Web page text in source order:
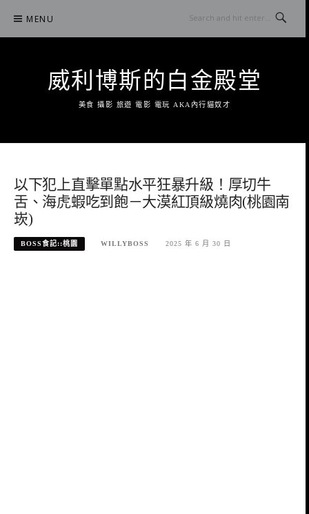
content
MENU
威利博斯的白金殿堂
美食 攝影 旅遊 電影 電玩 AKA內行貓奴才
以下犯上直擊單點水平狂暴升級！厚切牛
舌、海虎蝦吃到飽－大漠紅頂級燒肉(桃園南
崁)
BOSS食記::桃園 WILLYBOSS 2025 年 6 月 30 日